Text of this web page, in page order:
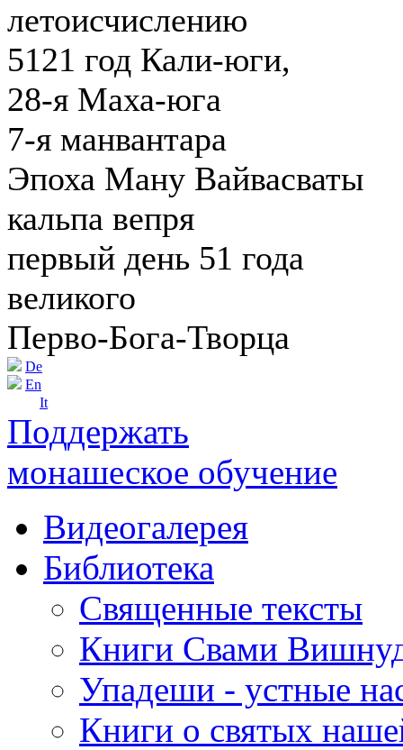
летоисчислению
5121 год Кали-юги,
28-я Маха-юга
7-я манвантара
Эпоха Ману Вайвасваты
кальпа вепря
первый день 51 года
великого
Перво-Бога-Творца
De
En
It
Поддержать
монашеское обучение
Видеогалерея
Библиотека
Священные тексты
Книги Свами
Упадеши - устные
Книги о святых